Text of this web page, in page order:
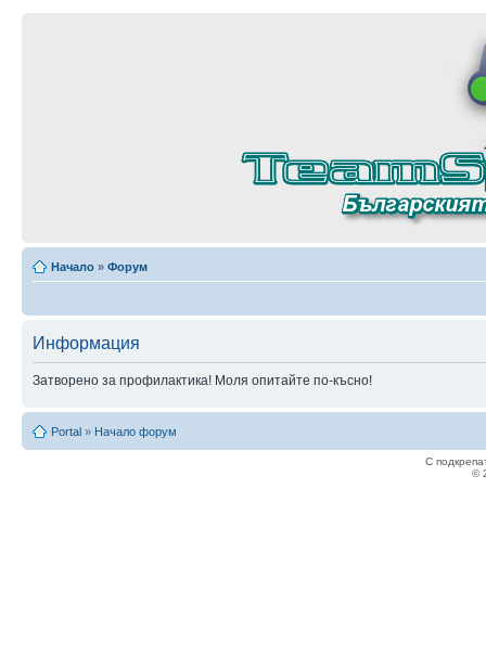
Начало » Форум
Информация
Затворено за профилактика! Моля опитайте по-късно!
Portal » Начало форум
С
©